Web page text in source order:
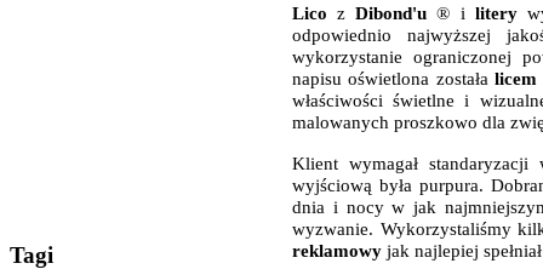
Tagi
Lico zDibond'u ® i litery
odpowiednio najwyższej
wykorzystanie ograniczonej
napisu oświetlona została licem
właściwości świetlne i
malowanych proszkowo dla
Klient wymagał
wyjściową była purpura.
dnia i nocy w jak
wyzwanie. Wykorzystaliśmy
reklamowy jak najlepiej